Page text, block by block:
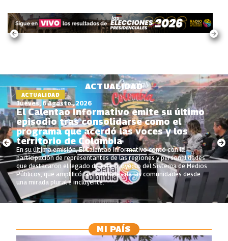
ACTUALIDAD
Jueves, 6 Agosto , 2026
El Calentao Informativo emite su último
episodio tras consolidarse como el
programa que acerdó las voces y los
territorio de Colombia
ACTUALIDAD
En su última emisión, El Calentao Informativo contó con la
participación de representantes de las regiones y personalidades
que destacaron el legado de este proyecto del Sistema de Medios
Públicos, que amplificó las realidades de las comunidades desde
una mirada plural e incluyente.
MI PAÍS